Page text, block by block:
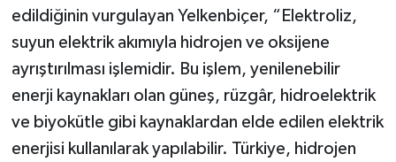
edildiğinin vurgulayan Yelkenbiçer, “Elektroliz,
suyun elektrik akımıyla hidrojen ve oksijene
ayrıştırılması işlemidir. Bu işlem, yenilenebilir
enerji kaynakları olan güneş, rüzgâr, hidroelektrik
ve biyokütle gibi kaynaklardan elde edilen elektrik
enerjisi kullanılarak yapılabilir. Türkiye, hidrojen